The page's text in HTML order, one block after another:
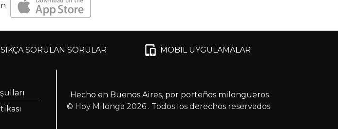
SIKÇA SORULAN SORULAR MOBIL UYGULAMALAR
Hecho en Buenos Aires, por porteños milongueros
© Hoy Milonga 2026 . Todos los derechos reservados.